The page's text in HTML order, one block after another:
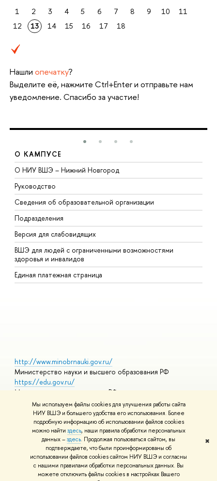
Мы используем файлы cookies для улучшения работы сайта
НИУ ВШЭ и большего удобства его использования. Более
подробную информацию об использовании файлов cookies
можно найти здесь, наши правила обработки персональных
данных –здесь. Продолжая пользоваться сайтом, вы
подтверждаете, что были проинформированы об
использовании файлов cookies сайтом НИУ ВШЭ и согласны
с нашими правилами обработки персональных данных. Вы
можете отключить файлы cookies в настройках Вашего
✖
1 2 3 4 5 6 7 8 9 10
11
12
13 14 15 16 17 18
Нашли опечатку?
Выделите её, нажмите Ctrl+Enter и отправьте нам
уведомление. Спасибо за участие!
О КАМПУСЕ
О НИУ ВШЭ – Нижний Новгород
Руководство
Сведения об образовательной организации
Подразделения
Версия для слабовидящих
ВШЭ для людей с ограниченными возможностями
здоровья и инвалидов
Единая платежная страница
http://www.minobrnauki.gov.ru/
Министерство науки и высшего образования РФ
https://edu.gov.ru/
Министерство просвещения РФ
https://elearning.hse.ru/mooc
Массовые открытые онлайн-курсы
© НИУ ВШЭ 1993–2026 Адреса и контактыУсловия
использования материалов Политика конфиденциальности
Шрифты HSE Sans и HSE Slab разработаны вШколе дизайна НИУ